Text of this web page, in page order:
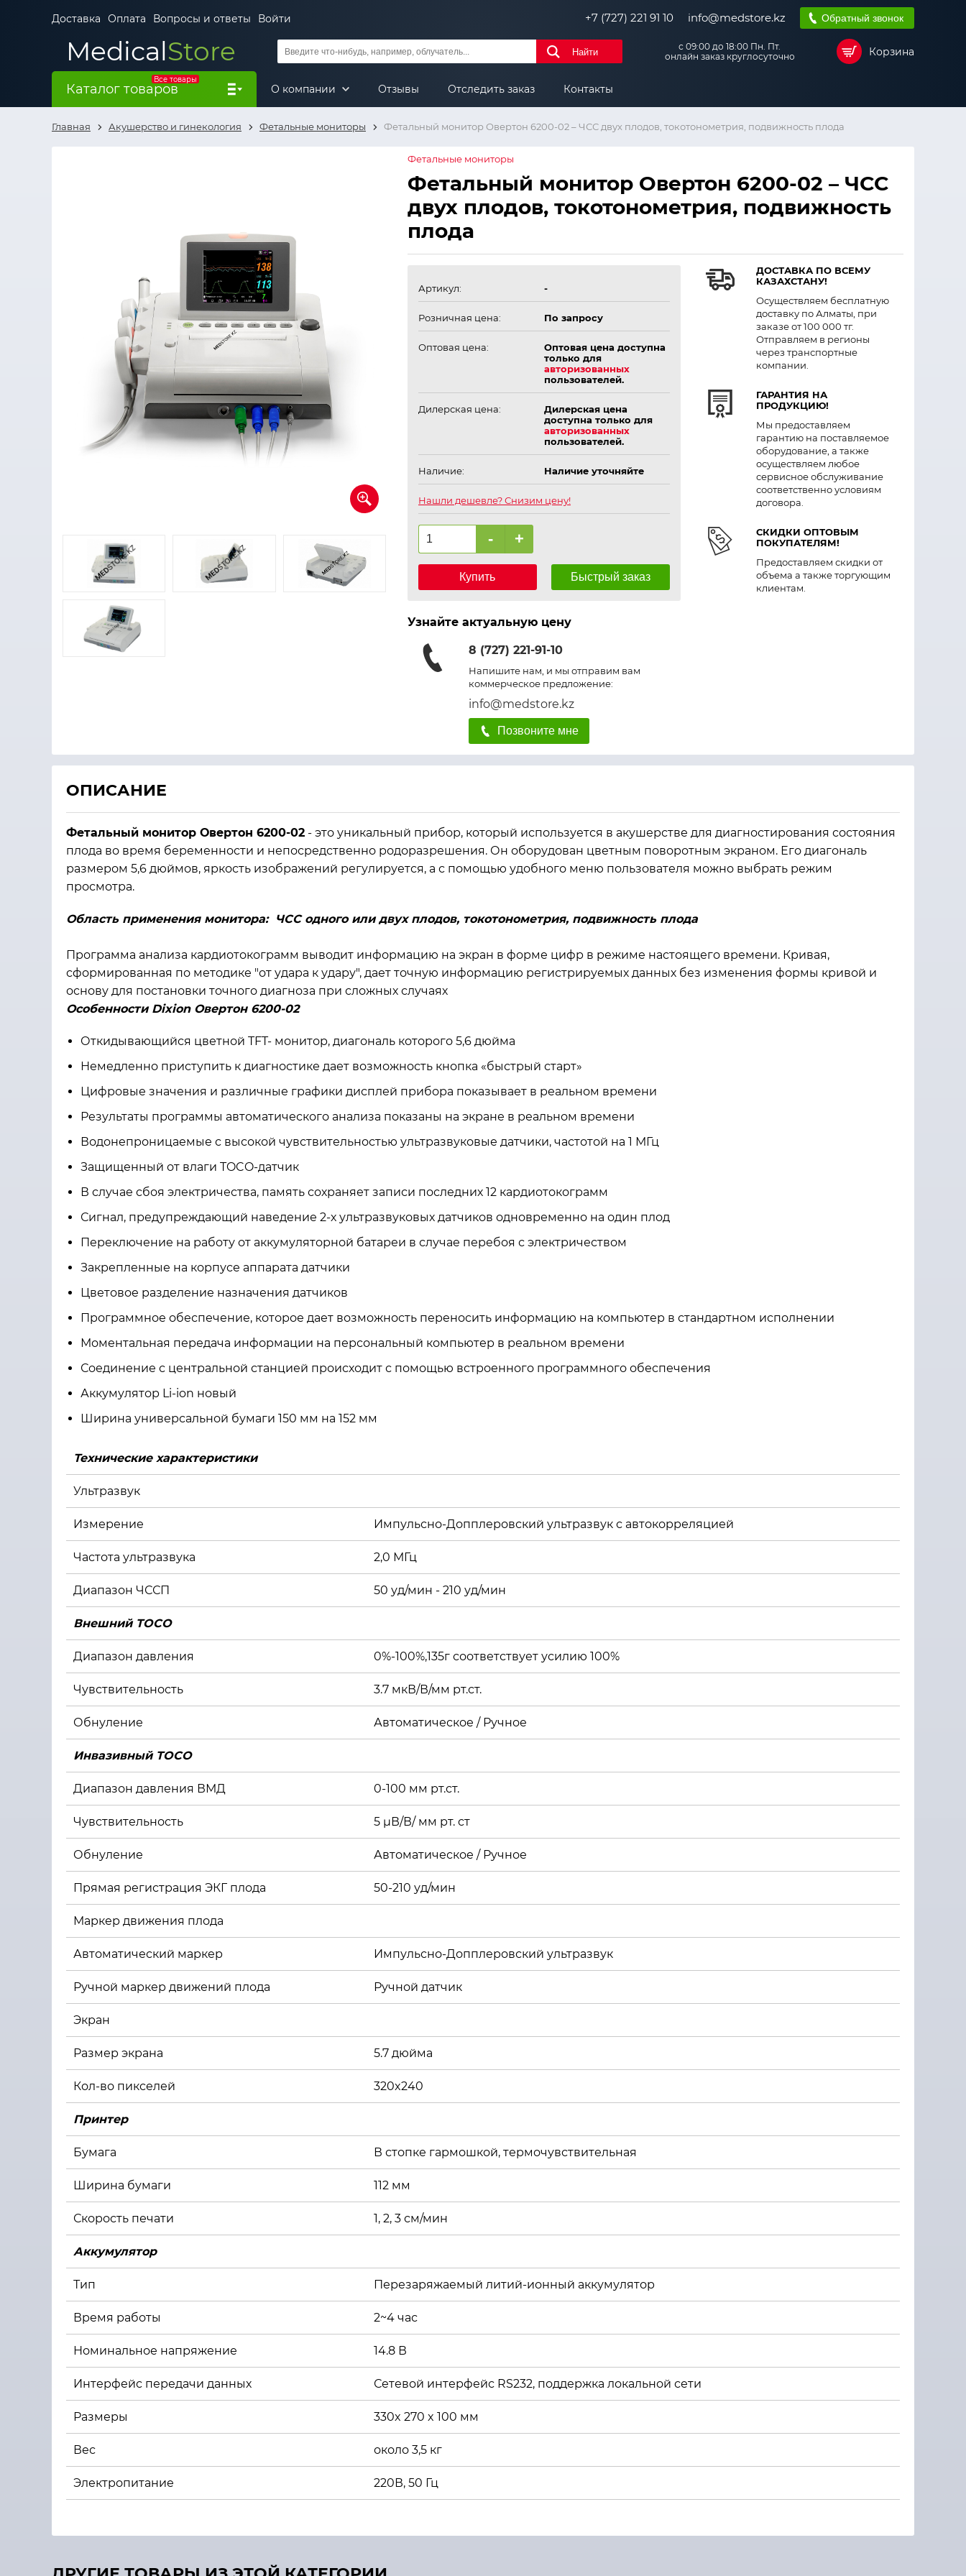
Доставка Оплата Вопросы и ответы Войти +7 (727) 221 91 10 info@medstore.kz Обратный звонок
MedicalStore Найти
с 09:00 до 18:00 Пн. Пт.
онлайн заказ круглосуточно
Корзина
Все товары
Каталог товаров О компании Отзывы Отследить заказ Контакты
Главная Акушерство и гинекология Фетальные мониторы Фетальный монитор Овертон 6200-02 – ЧСС двух плодов, токотонометрия, подвижность плода
Фетальные мониторы
Фетальный монитор Овертон 6200-02 – ЧСС
двух плодов, токотонометрия, подвижность
плода
Артикул: -
Розничная цена: По запросу
Оптовая цена:
Оптовая цена доступна
только для
авторизованных
пользователей.
Дилерская цена:
Дилерская цена
доступна только для
авторизованных
пользователей.
Наличие: Наличие уточняйте
Нашли дешевле? Снизим цену!
- +
Купить Быстрый заказ
Узнайте актуальную цену
8 (727) 221-91-10
Напишите нам, и мы отправим вам
коммерческое предложение:
info@medstore.kz
Позвоните мне
ДОСТАВКА ПО ВСЕМУ
КАЗАХСТАНУ!
Осуществляем бесплатную
доставку по Алматы, при
заказе от 100 000 тг.
Отправляем в регионы
через транспортные
компании.
ГАРАНТИЯ НА
ПРОДУКЦИЮ!
Мы предоставляем
гарантию на поставляемое
оборудование, а также
осуществляем любое
сервисное обслуживание
соответственно условиям
договора.
СКИДКИ ОПТОВЫМ
ПОКУПАТЕЛЯМ!
Предоставляем скидки от
объема а также торгующим
клиентам.
ОПИСАНИЕ
Фетальный монитор Овертон 6200-02 - это уникальный прибор, который используется в акушерстве для диагностирования состояния
плода во время беременности и непосредственно родоразрешения. Он оборудован цветным поворотным экраном. Его диагональ
размером 5,6 дюймов, яркость изображений регулируется, а с помощью удобного меню пользователя можно выбрать режим
просмотра.
Область применения монитора: ЧСС одного или двух плодов, токотонометрия, подвижность плода
Программа анализа кардиотокограмм выводит информацию на экран в форме цифр в режиме настоящего времени. Кривая,
сформированная по методике "от удара к удару", дает точную информацию регистрируемых данных без изменения формы кривой и
основу для постановки точного диагноза при сложных случаях
Особенности Dixion Овертон 6200-02
Откидывающийся цветной TFT- монитор, диагональ которого 5,6 дюйма
Немедленно приступить к диагностике дает возможность кнопка «быстрый старт»
Цифровые значения и различные графики дисплей прибора показывает в реальном времени
Результаты программы автоматического анализа показаны на экране в реальном времени
Водонепроницаемые с высокой чувствительностью ультразвуковые датчики, частотой на 1 МГц
Защищенный от влаги TOCO-датчик
В случае сбоя электричества, память сохраняет записи последних 12 кардиотокограмм
Сигнал, предупреждающий наведение 2-х ультразвуковых датчиков одновременно на один плод
Переключение на работу от аккумуляторной батареи в случае перебоя с электричеством
Закрепленные на корпусе аппарата датчики
Цветовое разделение назначения датчиков
Программное обеспечение, которое дает возможность переносить информацию на компьютер в стандартном исполнении
Моментальная передача информации на персональный компьютер в реальном времени
Соединение с центральной станцией происходит с помощью встроенного программного обеспечения
Аккумулятор Li-ion новый
Ширина универсальной бумаги 150 мм на 152 мм
Технические характеристики
Ультразвук
Измерение Импульсно-Допплеровский ультразвук с автокорреляцией
Частота ультразвука 2,0 МГц
Диапазон ЧССП 50 уд/мин - 210 уд/мин
Внешний TOCO
Диапазон давления 0%-100%,135г соответствует усилию 100%
Чувствительность 3.7 мкВ/В/мм рт.ст.
Обнуление Автоматическое / Ручное
Инвазивный TOCO
Диапазон давления ВМД 0-100 мм рт.ст.
Чувствительность 5 µВ/В/ мм рт. ст
Обнуление Автоматическое / Ручное
Прямая регистрация ЭКГ плода 50-210 уд/мин
Маркер движения плода
Автоматический маркер Импульсно-Допплеровский ультразвук
Ручной маркер движений плода Ручной датчик
Экран
Размер экрана 5.7 дюйма
Кол-во пикселей 320x240
Принтер
Бумага В стопке гармошкой, термочувствительная
Ширина бумаги 112 мм
Скорость печати 1, 2, 3 см/мин
Аккумулятор
Тип Перезаряжаемый литий-ионный аккумулятор
Время работы 2~4 час
Номинальное напряжение 14.8 В
Интерфейс передачи данных Сетевой интерфейс RS232, поддержка локальной сети
Размеры 330x 270 x 100 мм
Вес около 3,5 кг
Электропитание 220В, 50 Гц